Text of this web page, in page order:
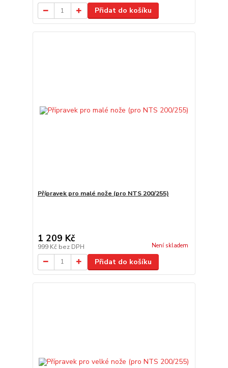
Přidat do košíku
Přípravek pro malé nože (pro NTS 200/255)
1 209 Kč
999 Kč bez DPH Není skladem
Přidat do košíku